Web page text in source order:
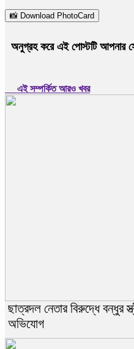
📸 Download PhotoCard
অনুগ্রহ করে এই পোস্টটি আপনার
এই সম্পর্কিত আরও খবর
ছাত্রদল নেতার বিরুদ্ধে বন্ধুর
অভিযোগ